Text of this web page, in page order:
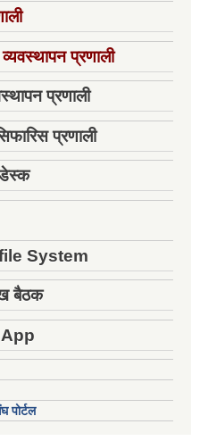
प्रणाली
प्रणाली
प्रणाली
डेस्क
System
बैठक
पोर्टल